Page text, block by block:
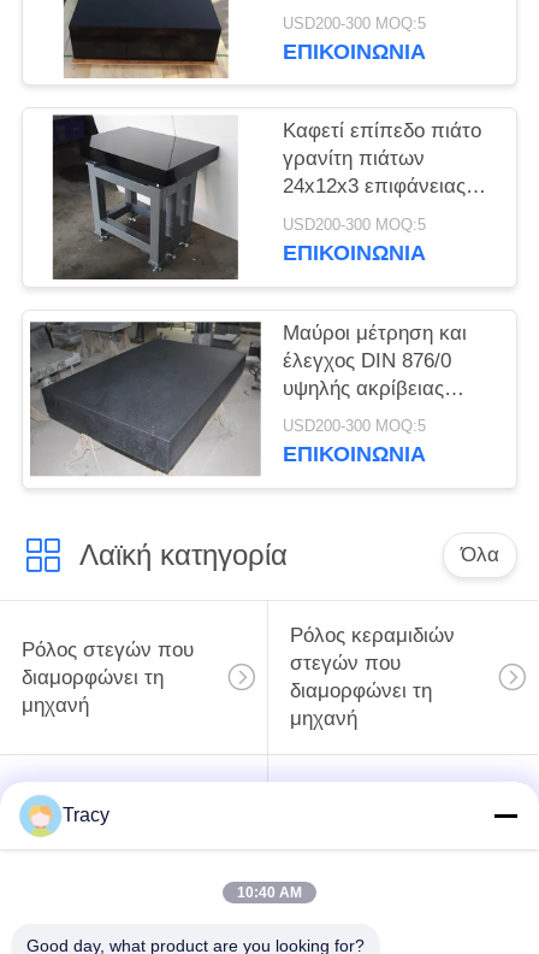
πιάτων επιφάνειας
γρανίτη προεξοχών
USD200-300 MOQ:5
ΕΠΙΚΟΙΝΩΝΙΑ
Καφετί επίπεδο πιάτο
γρανίτη πιάτων
24x12x3 επιφάνειας
επιθεώρησης γρανίτη
Sharpe»
USD200-300 MOQ:5
ΕΠΙΚΟΙΝΩΝΙΑ
Μαύροι μέτρηση και
έλεγχος DIN 876/0
υψηλής ακρίβειας
πιάτων επιφάνειας
γρανίτη
USD200-300 MOQ:5
ΕΠΙΚΟΙΝΩΝΙΑ
Λαϊκή κατηγορία Όλα
Ρόλος στεγών που
διαμορφώνει τη
μηχανή
Ρόλος κεραμιδιών
στεγών που
διαμορφώνει τη
μηχανή
Μηχανή
διαμόρφωσης ρολού
κάτω σωλήνων
κλείστρων
σχηματισμού
και τη σχισμή της
Tracy
10:40 AM
Good day, what product are you looking for?